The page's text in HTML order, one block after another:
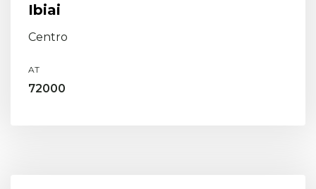
Ibiai
Centro
AT
72000